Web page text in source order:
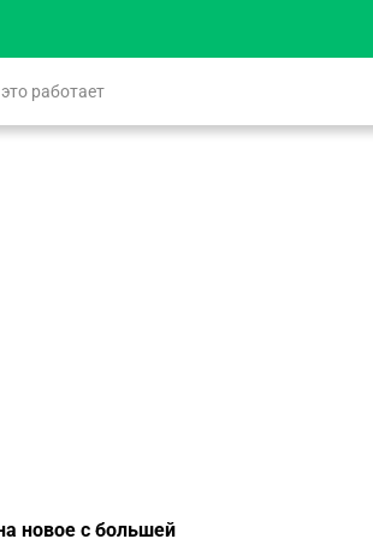
работает
новое с большей